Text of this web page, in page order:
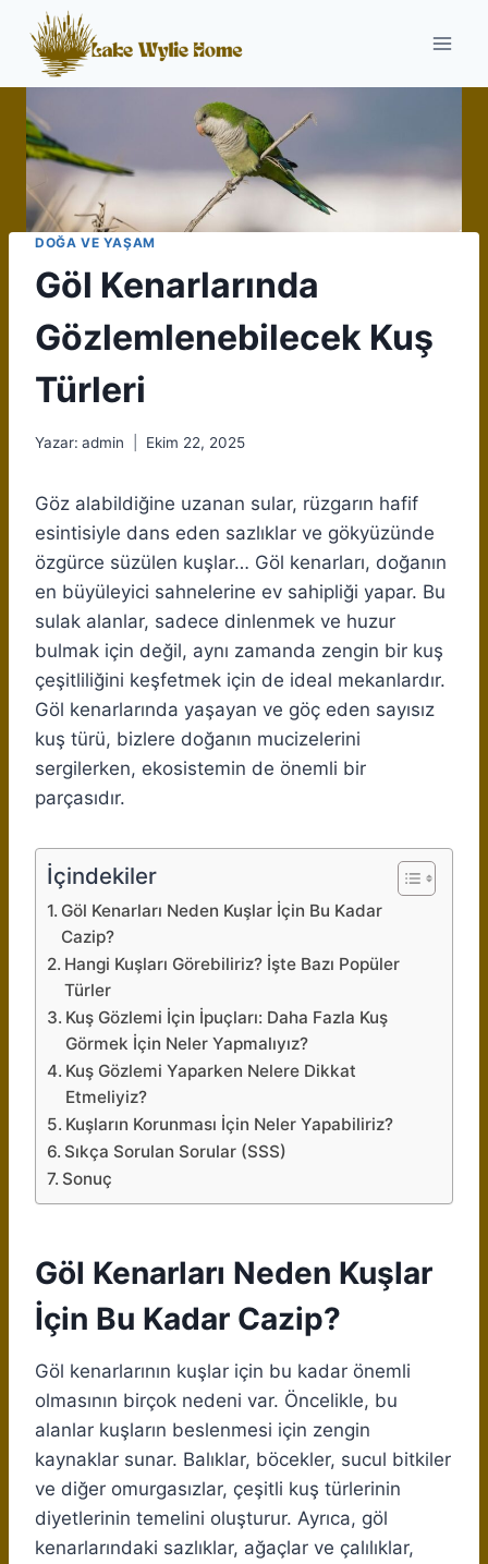
content
DOĞA VE YAŞAM
Göl Kenarlarında
Gözlemlenebilecek Kuş
Türleri
Yazar: admin Ekim 22, 2025
Göz alabildiğine uzanan sular, rüzgarın hafif
esintisiyle dans eden sazlıklar ve gökyüzünde
özgürce süzülen kuşlar… Göl kenarları, doğanın
en büyüleyici sahnelerine ev sahipliği yapar. Bu
sulak alanlar, sadece dinlenmek ve huzur
bulmak için değil, aynı zamanda zengin bir kuş
çeşitliliğini keşfetmek için de ideal mekanlardır.
Göl kenarlarında yaşayan ve göç eden sayısız
kuş türü, bizlere doğanın mucizelerini
sergilerken, ekosistemin de önemli bir
parçasıdır.
İçindekiler
Göl Kenarları Neden Kuşlar İçin Bu Kadar
Cazip?
Hangi Kuşları Görebiliriz? İşte Bazı Popüler
Türler
Kuş Gözlemi İçin İpuçları: Daha Fazla Kuş
Görmek İçin Neler Yapmalıyız?
Kuş Gözlemi Yaparken Nelere Dikkat
Etmeliyiz?
Kuşların Korunması İçin Neler Yapabiliriz?
Sıkça Sorulan Sorular (SSS)
Sonuç
Göl Kenarları Neden Kuşlar
İçin Bu Kadar Cazip?
Göl kenarlarının kuşlar için bu kadar önemli
olmasının birçok nedeni var. Öncelikle, bu
alanlar kuşların beslenmesi için zengin
kaynaklar sunar. Balıklar, böcekler, sucul bitkiler
ve diğer omurgasızlar, çeşitli kuş türlerinin
diyetlerinin temelini oluşturur. Ayrıca, göl
kenarlarındaki sazlıklar, ağaçlar ve çalılıklar,